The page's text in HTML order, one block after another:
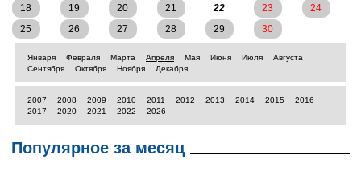
18
19 20 21 22 23
24
25
26 27 28 29 30
Января Февраля Марта Апреля Мая Июня Июля
Августа
Сентября
Октября Ноября Декабря
2007 2008 2009 2010 2011 2012 2013 2014 2015
2016
2017
2020 2021 2022 2026
Популярное за месяц